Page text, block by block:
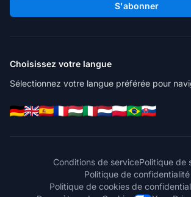
S'abonner
Choisissez votre langue
Sélectionnez votre langue préférée pour
Conditions de servicePolitique de
Politique de confidentialité
Politique de cookies de